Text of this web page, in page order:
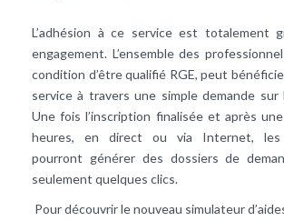
L’adhésion à ce service est totalement
engagement. L’ensemble des
condition d’être qualifié RGE, peut
service à travers une simple demande
Une fois l’inscription finalisée et après
heures, en direct ou via Internet, les
pourront générer des dossiers de
seulement quelques clics.
Pour découvrir le nouveau simulateur